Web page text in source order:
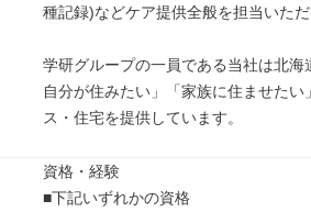
種記録)などケア提供全般を担当いただ
学研グループの一員である当社は北
自分が住みたい」「家族に住ませた
ス・住宅を提供しています。
資格・経験
■下記いずれかの資格